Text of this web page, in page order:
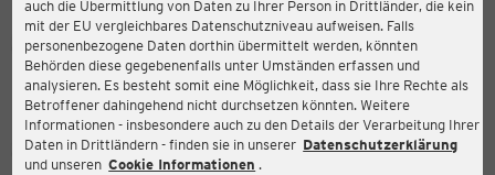
auch die Übermittlung von Daten zu Ihrer Person in Drittländer, die kein
mit der EU vergleichbares Datenschutzniveau aufweisen. Falls
personenbezogene Daten dorthin übermittelt werden, könnten
Behörden diese gegebenenfalls unter Umständen erfassen und
analysieren. Es besteht somit eine Möglichkeit, dass sie Ihre Rechte als
Betroffener dahingehend nicht durchsetzen könnten. Weitere
Informationen - insbesondere auch zu den Details der Verarbeitung Ihrer
Daten in Drittländern - finden sie in unserer Datenschutzerklärung
und unseren Cookie Informationen .
Ernsting's family
Hamburger Straße 145, 25746 Heide (Holstein)
Aktuell:
Geschlossen